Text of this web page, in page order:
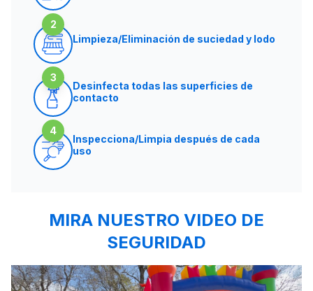
2
Limpieza/Eliminación de suciedad y lodo
3
Desinfecta todas las superficies de
contacto
4
Inspecciona/Limpia después de cada
uso
MIRA NUESTRO VIDEO DE
SEGURIDAD